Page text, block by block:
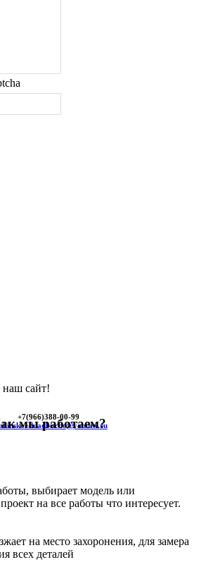
наш сайт!
+7(966)388-00-99
kladbische@yandex.ru
мы работаем?
выбирает модель или
на все работы что интересует.
на место захоронения, для замера
всех деталей